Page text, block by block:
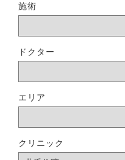
施術
ドクター
エリア
クリニック